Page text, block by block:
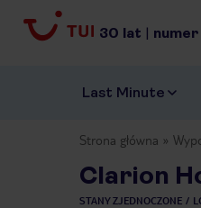
30 lat | numer
Last Minute
Strona główna
Clarion
STANY ZJEDNOCZONE